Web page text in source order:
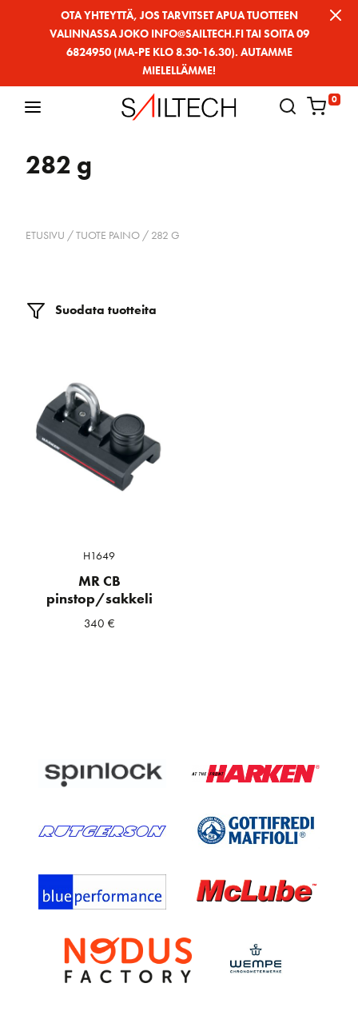
OTA YHTEYTTÄ, JOS TARVITSET APUA TUOTTEEN
VALINNASSA JOKO INFO@SAILTECH.FI TAI SOITA 09
6824950 (MA-PE KLO 8.30-16.30). AUTAMME
MIELELLÄMME!
0
282 g
ETUSIVU / TUOTE PAINO / 282 G
Suodata tuotteita
H1649
MR CB
pinstop/sakkeli
340 €